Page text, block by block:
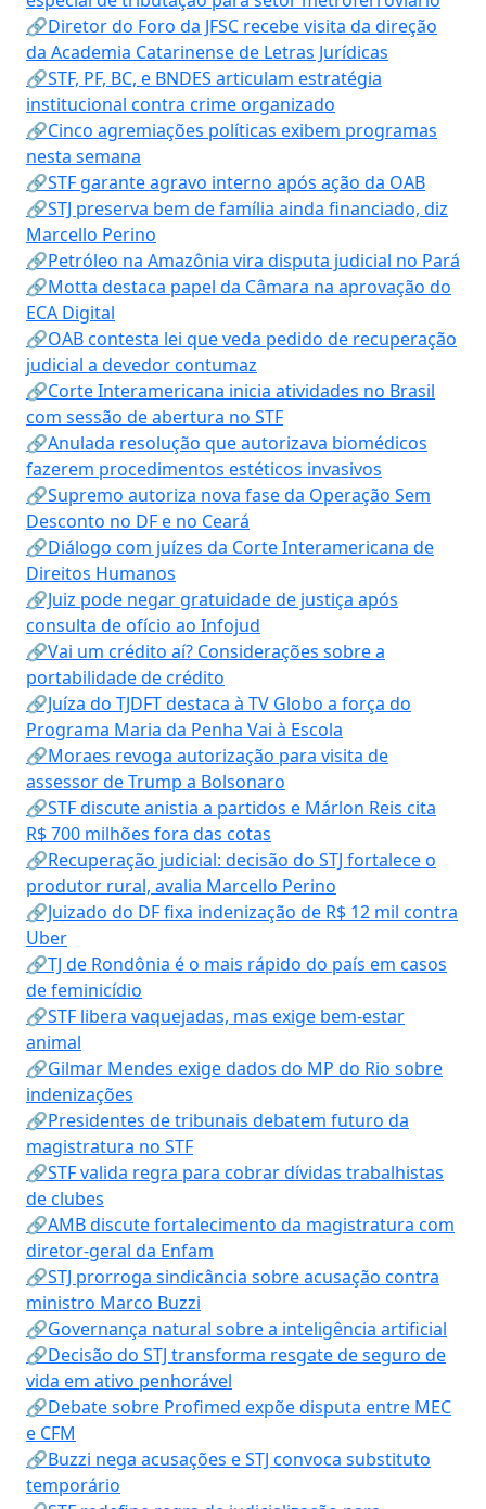
🔗Diretor do Foro da JFSC recebe visita da direção
da Academia Catarinense de Letras Jurídicas
🔗STF, PF, BC, e BNDES articulam estratégia
institucional contra crime organizado
🔗Cinco agremiações políticas exibem programas
nesta semana
🔗STF garante agravo interno após ação da OAB
🔗STJ preserva bem de família ainda financiado, diz
Marcello Perino
🔗Petróleo na Amazônia vira disputa judicial no Pará
🔗Motta destaca papel da Câmara na aprovação do
ECA Digital
🔗OAB contesta lei que veda pedido de recuperação
judicial a devedor contumaz
🔗Corte Interamericana inicia atividades no Brasil
com sessão de abertura no STF
🔗Anulada resolução que autorizava biomédicos
fazerem procedimentos estéticos invasivos
🔗Supremo autoriza nova fase da Operação Sem
Desconto no DF e no Ceará
🔗Diálogo com juízes da Corte Interamericana de
Direitos Humanos
🔗Juiz pode negar gratuidade de justiça após
consulta de ofício ao Infojud
🔗Vai um crédito aí? Considerações sobre a
portabilidade de crédito
🔗Juíza do TJDFT destaca à TV Globo a força do
Programa Maria da Penha Vai à Escola
🔗Moraes revoga autorização para visita de
assessor de Trump a Bolsonaro
🔗STF discute anistia a partidos e Márlon Reis cita
R$ 700 milhões fora das cotas
🔗Recuperação judicial: decisão do STJ fortalece o
produtor rural, avalia Marcello Perino
🔗Juizado do DF fixa indenização de R$ 12 mil contra
Uber
🔗TJ de Rondônia é o mais rápido do país em casos
de feminicídio
🔗STF libera vaquejadas, mas exige bem-estar
animal
🔗Gilmar Mendes exige dados do MP do Rio sobre
indenizações
🔗Presidentes de tribunais debatem futuro da
magistratura no STF
🔗STF valida regra para cobrar dívidas trabalhistas
de clubes
🔗AMB discute fortalecimento da magistratura com
diretor-geral da Enfam
🔗STJ prorroga sindicância sobre acusação contra
ministro Marco Buzzi
🔗Governança natural sobre a inteligência artificial
🔗Decisão do STJ transforma resgate de seguro de
vida em ativo penhorável
🔗Debate sobre Profimed expõe disputa entre MEC
e CFM
🔗Buzzi nega acusações e STJ convoca substituto
temporário